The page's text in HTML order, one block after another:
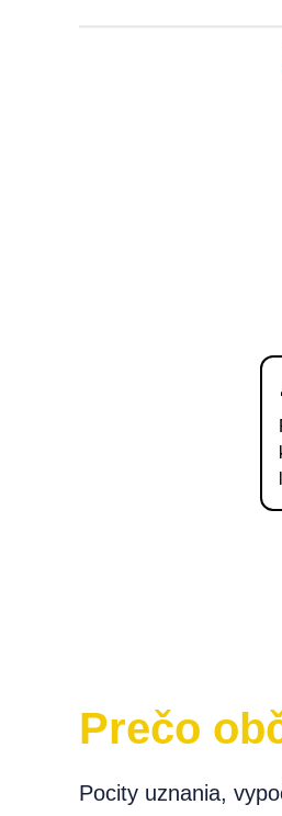
Prečo
Pocity uznania,